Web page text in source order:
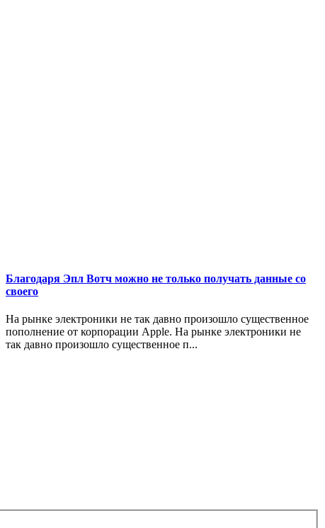
Благодаря Эпл Вотч можно не только получать данные со
своего
На рынке электроники не так давно произошло существенное
пополнение от корпорации Apple. На рынке электроники не
так давно произошло существенное п...